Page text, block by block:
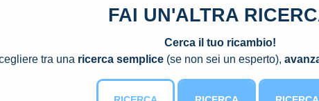
FAI UN'ALTRA
Cerca il tuo ricambio!
tra una ricerca semplice (se non sei un esperto),